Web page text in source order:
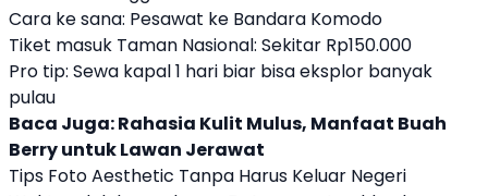
Cara ke sana: Pesawat ke Bandara Komodo
Tiket masuk Taman Nasional: Sekitar Rp150.000
Pro tip: Sewa kapal 1 hari biar bisa eksplor banyak
pulau
Baca Juga:Rahasia Kulit Mulus, Manfaat Buah
Berry untuk Lawan Jerawat
Tips Foto Aesthetic Tanpa Harus Keluar Negeri